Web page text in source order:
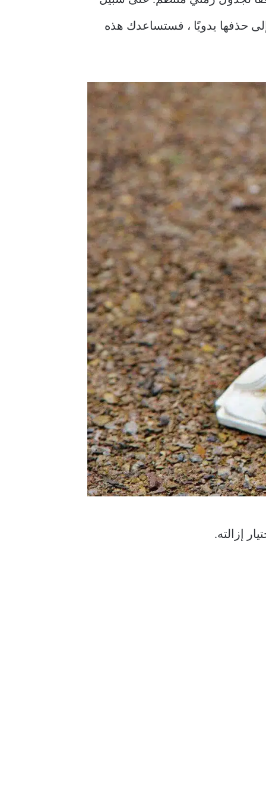
الخاصة بك لأكثر من 30 يومًا ، فلن تضطر إلى حذفها يدويًا ، فستساعدك هذه